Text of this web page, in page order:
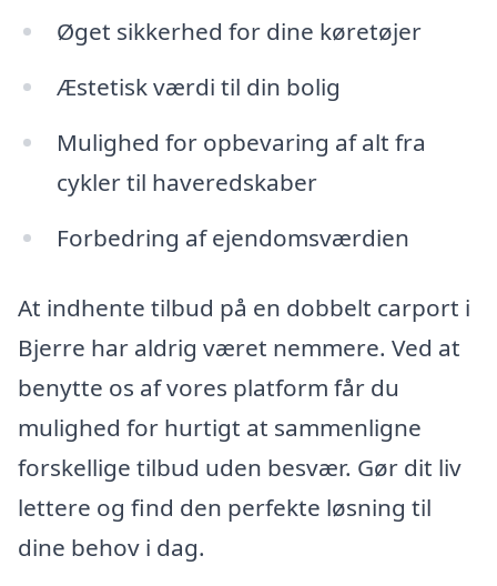
Øget sikkerhed for dine køretøjer
Æstetisk værdi til din bolig
Mulighed for opbevaring af alt fra
cykler til haveredskaber
Forbedring af ejendomsværdien
At indhente tilbud på en dobbelt carport i
Bjerre har aldrig været nemmere. Ved at
benytte os af vores platform får du
mulighed for hurtigt at sammenligne
forskellige tilbud uden besvær. Gør dit liv
lettere og find den perfekte løsning til
dine behov i dag.